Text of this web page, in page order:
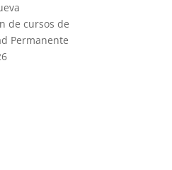
de cursos de
Permanente